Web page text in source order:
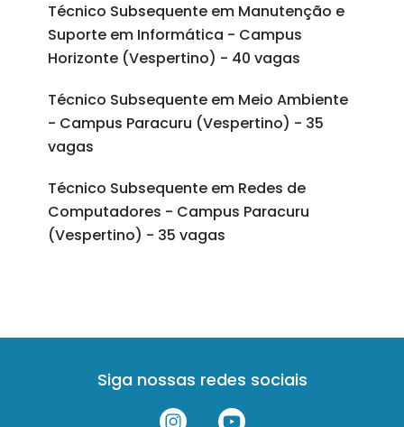
Técnico Subsequente em Manutenção e
Suporte em Informática - Campus
Horizonte (Vespertino) - 40 vagas
Técnico Subsequente em Meio Ambiente
- Campus Paracuru (Vespertino) - 35
vagas
Técnico Subsequente em Redes de
Computadores - Campus Paracuru
(Vespertino) - 35 vagas
Siga nossas redes sociais